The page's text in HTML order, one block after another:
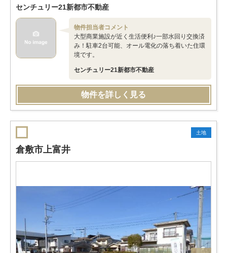
センチュリー21新都市不動産
物件担当者コメント
大型商業施設が近く生活便利♪一部水回り交換済
み！駐車2台可能、オール電化の落ち着いた住環
境です。
センチュリー21新都市不動産
物件を詳しく見る
土地
倉敷市上富井